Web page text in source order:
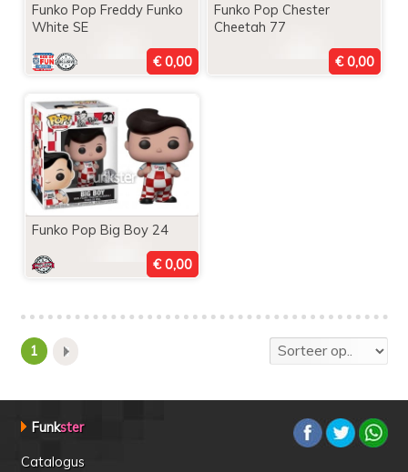
Funko Pop Freddy Funko
White SE
Funko Pop Chester
Cheetah 77
Funko Pop Big Boy 24
1
Funkster
Catalogus